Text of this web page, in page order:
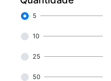
5
10
25
50